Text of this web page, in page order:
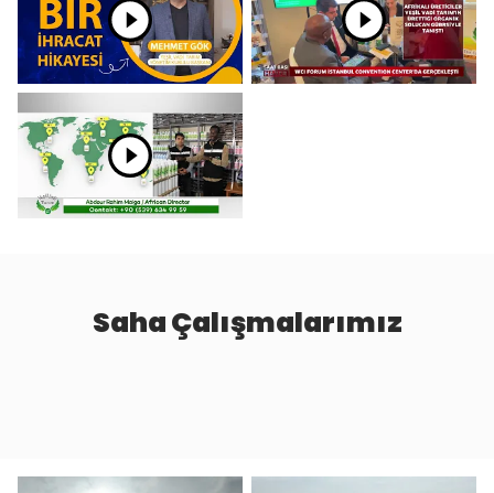
Saha Çalışmalarımız